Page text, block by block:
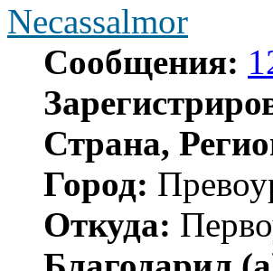
Necassalmor
Сообщения:
Страна,
Город:
Откуда: